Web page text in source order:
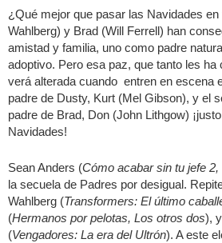
¿Qué mejor que pasar las Navidades
Wahlberg) y Brad (Will Ferrell) han
amistad y familia, uno como padre
adoptivo. Pero esa paz, que tanto les ha
verá alterada cuando entren en escena
padre de Dusty, Kurt (Mel Gibson), y el
padre de Brad, Don (John Lithgow)
Navidades!
Sean Anders (Cómo acabar sin tu jefe
la secuela de Padres por desigual.
Wahlberg (Transformers: El último
(Hermanos por pelotas, Los otros dos),
(Vengadores: La era del Ultrón). A este